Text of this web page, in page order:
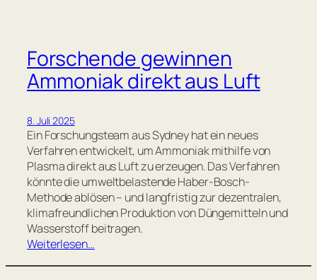
Forschende gewinnen
Ammoniak direkt aus Luft
8. Juli 2025
Ein Forschungsteam aus Sydney hat ein neues
Verfahren entwickelt, um Ammoniak mithilfe von
Plasma direkt aus Luft zu erzeugen. Das Verfahren
könnte die umweltbelastende Haber-Bosch-
Methode ablösen – und langfristig zur dezentralen,
klimafreundlichen Produktion von Düngemitteln und
Wasserstoff beitragen.
Weiterlesen…